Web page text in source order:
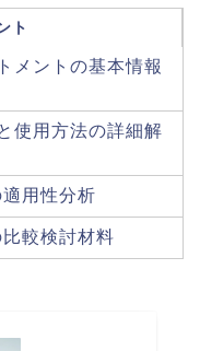
ト
メントの基本情報
使用方法の詳細解
用性分析
較検討材料